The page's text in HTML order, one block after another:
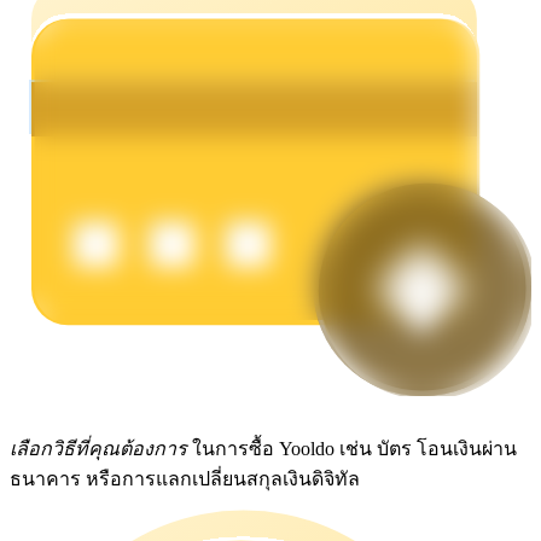
การปักหลัก
ผลตอบแทนสูงและเข้าถึงได้ทันที
เลือกวิธีที่คุณต้องการในการซื้อ Yooldo เช่น บัตร โอนเงินผ่าน
ธนาคาร หรือการแลกเปลี่ยนสกุลเงินดิจิทัล